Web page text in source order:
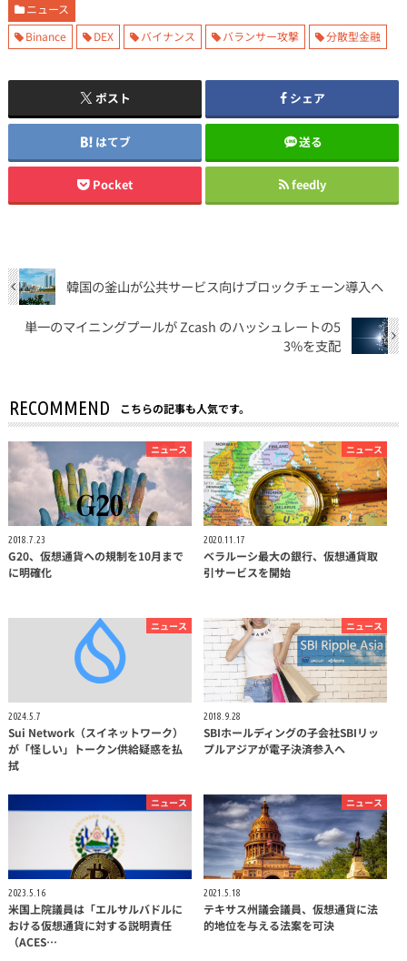
ニュース
Binance
DEX バイナンス バランサー攻撃 分散型金融
ポスト シェア
はてブ 送る
Pocket feedly
韓国の釜山が公共サービス向けブロックチェーン導入へ
単一のマイニングプールが Zcash のハッシュレートの5
3%を支配
RECOMMEND こちらの記事も人気です。
ニュース
2018.7.23
G20、仮想通貨への規制を10月まで
に明確化
ニュース
2020.11.17
ベラルーシ最大の銀行、仮想通貨取
引サービスを開始
ニュース
2024.5.7
Sui Network（スイネットワーク）
が「怪しい」トークン供給疑惑を払
拭
ニュース
2018.9.28
SBIホールディングの子会社SBIリッ
プルアジアが電子決済参入へ
ニュース
2023.5.16
米国上院議員は「エルサルバドルに
おける仮想通貨に対する説明責任
（ACES…
ニュース
2021.5.18
テキサス州議会議員、仮想通貨に法
的地位を与える法案を可決